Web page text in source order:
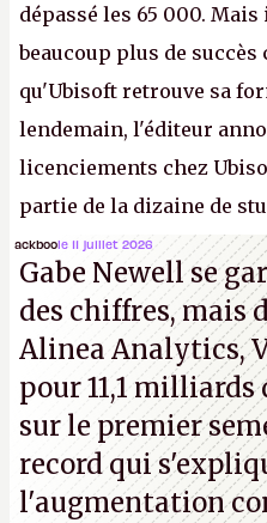
dépassé les 65 000.
beaucoup plus de
qu'Ubisoft retrouve sa
lendemain, l'éditeur
licenciements chez
partie de la dizaine de
travaillé sur cet
d'Ubisoft Singapour.A.
ackboole 11 juillet 2026
Gabe Newell se
des chiffres, mais
Alinea Analytics,
pour 11,1
sur le premier
record qui
l'augmentation